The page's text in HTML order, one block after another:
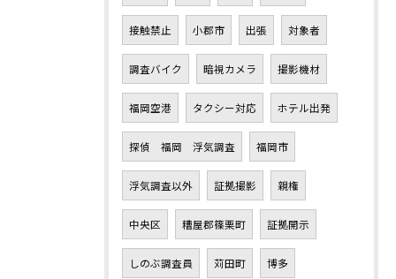
接触禁止 小郡市 出張 対象者
調査バイク 暗視カメラ 撮影機材
福岡空港 タクシー対応 ホテル出発
探偵 福岡 浮気調査 福岡市
浮気調査以外 証拠撮影 親権
中央区 糟屋郡篠栗町 証拠開示
しのぶ調査員 苅田町 博多